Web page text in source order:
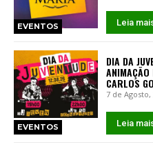
EVENTOS Leia
EVENTOS
DIA DA
CARLOS
7 de Agosto,
Leia